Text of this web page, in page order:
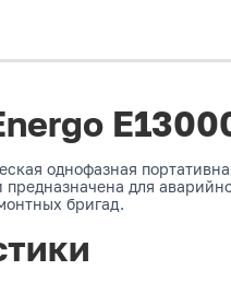
однофазная
для
бригад.